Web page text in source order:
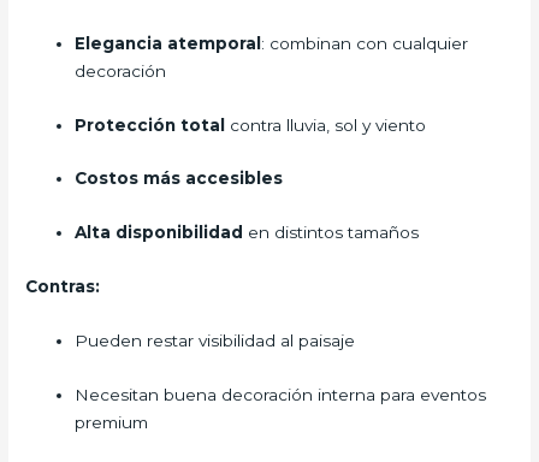
Elegancia atemporal : combinan con cualquier
decoración
Protección total contra lluvia, sol y viento
Costos más accesibles
Alta disponibilidad en distintos tamaños
Contras:
Pueden restar visibilidad al paisaje
Necesitan buena decoración interna para eventos
premium